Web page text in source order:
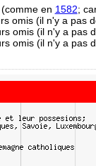
en 1582;
omis (il n'y a pas
omis (il n'y a pas
omis (il n'y a pas